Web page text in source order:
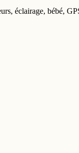
éclairage, bébé,